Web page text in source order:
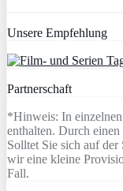
Unsere Empfehlung
Partnerschaft
*Hinweis: In
enthalten. Durch
Solltet Sie sich auf der
wir eine kleine
Fall.